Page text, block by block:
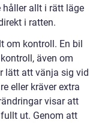
allt i rätt läge
i ratten.
om kontroll. En bil
även om
lätt att vänja sig vid
eller kräver extra
visar att
ut. Genom att